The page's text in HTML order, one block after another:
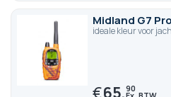
Midland G7
ideale kleur voor
€65,90